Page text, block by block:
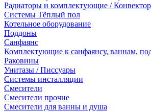
Радиаторы и комплектующие /
Системы Тёплый пол
Котельное оборудование
Поддоны
Санфаянс
Комплектующие к санфаянсу, ваннам,
Раковины
Унитазы / Писсуары
Системы инсталляции
Смесители
Смесители прочие
Смесители для ванны и душа